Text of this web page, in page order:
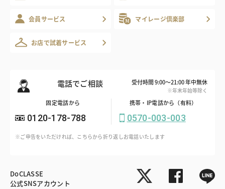
会員サービス マイレージ倶楽部
お店で試着サービス
電話でご相談 受付時間 9:00～21:00 年中無休
※年末年始等除く
固定電話から
0120-178-788
携帯・IP電話から（有料）
0570-003-003
※ご申告をいただければ、こちらから折り返しお電話いたします
DoCLASSE
公式SNSアカウント